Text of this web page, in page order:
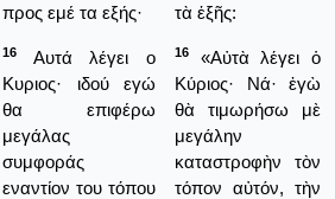
προς εμέ τα εξής·
τὰ ἑξῆς:
16
Αυτά λέγει ο
Κυριος· ιδού εγώ
θα επιφέρω
μεγάλας
συμφοράς
εναντίον του τόπου
16
«Αὐτὰ λέγει ὁ
Κύριος· Νά· ἐγὼ
θὰ τιμωρήσω μὲ
μεγάλην
καταστροφὴν τὸν
τόπον αὐτόν, τὴν